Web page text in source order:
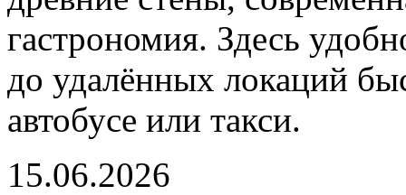
гастрономия. Здесь
до удалённых локаций
автобусе или такси.
15.06.2026